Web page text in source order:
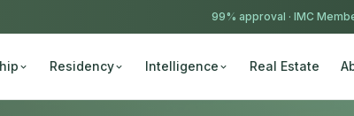
99% approval · IMC
Residency Intelligence Real Estate